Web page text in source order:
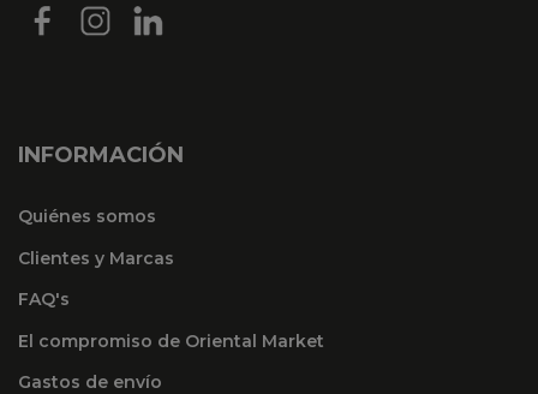
INFORMACIÓN
Quiénes somos
Clientes y Marcas
FAQ's
El compromiso de Oriental Market
Gastos de envío